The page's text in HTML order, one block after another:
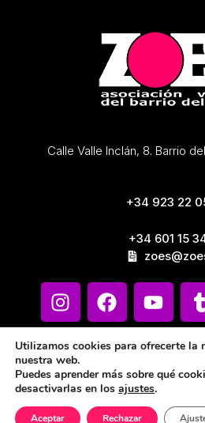
Calle Valle Inclán, 8. Barrio
+34 923 22
+34 601 15
Utilizamos cookies para ofrecerte la
nuestra web.
Puedes aprender más sobre qué
desactivarlas en los ajustes.
Aceptar Rechazar